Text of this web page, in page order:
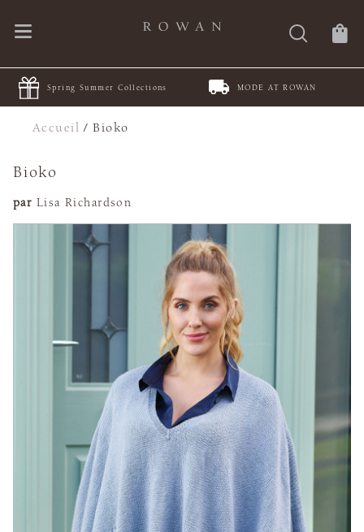
Spring Summer Collections MODE AT ROWAN
Accueil /Bioko
Bioko
par Lisa Richardson